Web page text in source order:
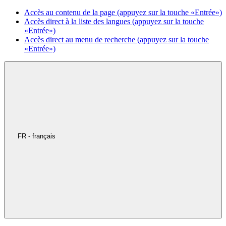
Accès au contenu de la page (appuyez sur la touche «Entrée»)
Accès direct à la liste des langues (appuyez sur la touche
«Entrée»)
Accès direct au menu de recherche (appuyez sur la touche
«Entrée»)
FR - français